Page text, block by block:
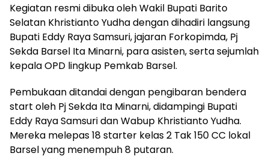
Kegiatan resmi dibuka oleh Wakil Bupati Barito
Selatan Khristianto Yudha dengan dihadiri langsung
Bupati Eddy Raya Samsuri, jajaran Forkopimda, Pj
Sekda Barsel Ita Minarni, para asisten, serta sejumlah
kepala OPD lingkup Pemkab Barsel.
Pembukaan ditandai dengan pengibaran bendera
start oleh Pj Sekda Ita Minarni, didampingi Bupati
Eddy Raya Samsuri dan Wabup Khristianto Yudha.
Mereka melepas 18 starter kelas 2 Tak 150 CC lokal
Barsel yang menempuh 8 putaran.